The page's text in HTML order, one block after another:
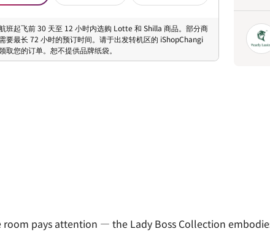
班起飞前 30 天至 12 小时内选购 Lotte 和 Shilla 商品。部分商
要最长 72 小时的预订时间。请于出发转机区的 iShopChangi
取您的订单。恕不提供品牌纸袋。
pays attention — the Lady Boss Collection